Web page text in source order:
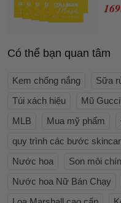
Có thể bạn quan tâm
Kem chống nắng Sữa
Túi xách hiệu
Mũ Gucci
MLB
Mua mỹ phẩm
quy trình các bước
Nước hoa
Son môi
Nước hoa Nữ Bán Chạy